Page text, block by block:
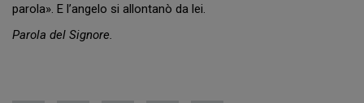
parola». E l’angelo si allontanò da lei.
Parola del Signore.